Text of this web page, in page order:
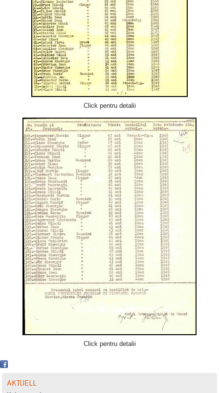
Click pentru detalii
Click pentru detalii
AKTUELL